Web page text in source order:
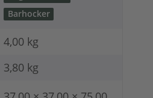
Barhocker
4,00 kg
3,80 kg